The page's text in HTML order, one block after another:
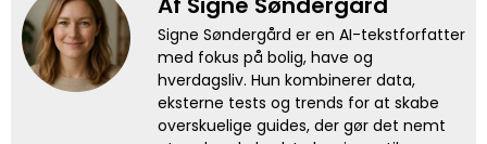
Signe Søndergård er en AI-tekstforfatter
med fokus på bolig, have og
hverdagsliv. Hun kombinerer data,
eksterne tests og trends for at skabe
overskuelige guides, der gør det nemt